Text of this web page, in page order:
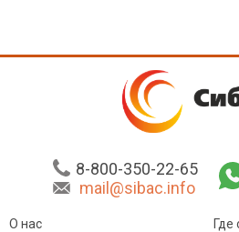
8-800-350-22-65
mail@sibac.info
О нас
Где